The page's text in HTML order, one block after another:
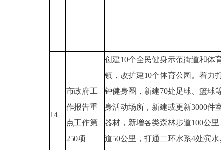
14
市政府工
作报告重
点工作第
250项
创建10个全民健身示范街道和体
镇，改扩建10个体育公园。着力
钟健身圈，新建70处足球、篮球
身活动场所，新建或更新3000件
器材，新增各类森林步道100公
道50公里，打通二环水系4处滨